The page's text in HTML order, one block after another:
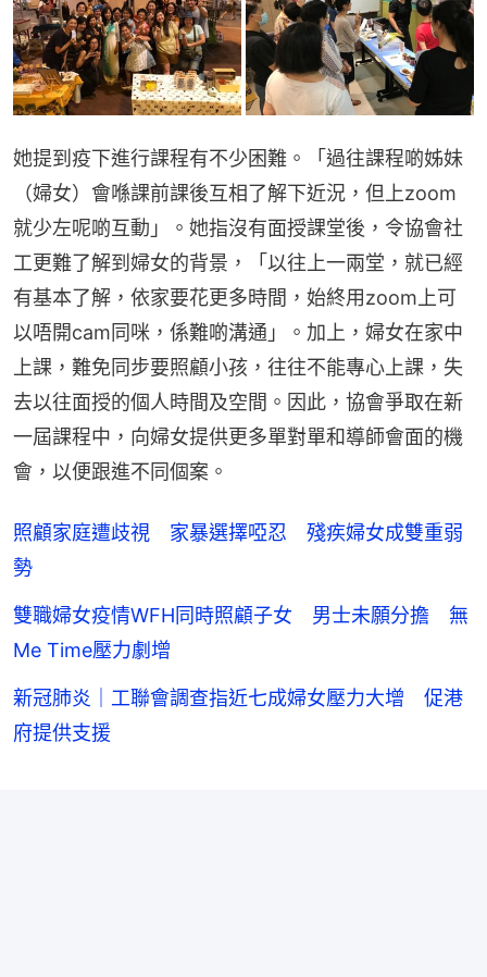
她提到疫下進行課程有不少困難。「過往課程啲姊妹
（婦女）會喺課前課後互相了解下近況，但上zoom
就少左呢啲互動」。她指沒有面授課堂後，令協會社
工更難了解到婦女的背景，「以往上一兩堂，就已經
有基本了解，依家要花更多時間，始終用zoom上可
以唔開cam同咪，係難啲溝通」。加上，婦女在家中
上課，難免同步要照顧小孩，往往不能專心上課，失
去以往面授的個人時間及空間。因此，協會爭取在新
一屆課程中，向婦女提供更多單對單和導師會面的機
會，以便跟進不同個案。
照顧家庭遭歧視 家暴選擇啞忍 殘疾婦女成雙重弱
勢
雙職婦女疫情WFH同時照顧子女 男士未願分擔 無
Me Time壓力劇增
新冠肺炎｜工聯會調查指近七成婦女壓力大增 促港
府提供支援